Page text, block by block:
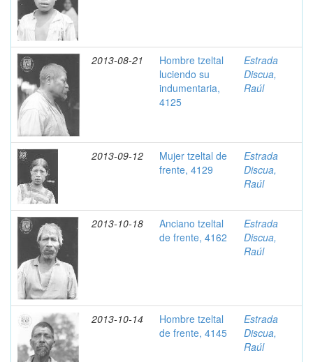
2013-08-21
Hombre tzeltal
luciendo su
indumentaria,
4125
Estrada
Discua,
Raúl
2013-09-12
Mujer tzeltal de
frente, 4129
Estrada
Discua,
Raúl
2013-10-18
Anciano tzeltal
de frente, 4162
Estrada
Discua,
Raúl
2013-10-14
Hombre tzeltal
de frente, 4145
Estrada
Discua,
Raúl